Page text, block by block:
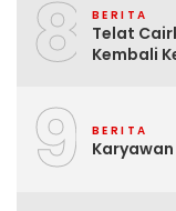
8 BERITA
Telat
Kembali
9 BERITA